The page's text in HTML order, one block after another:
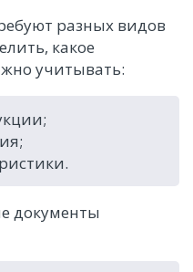
разных видов
какое
учитывать:
документы